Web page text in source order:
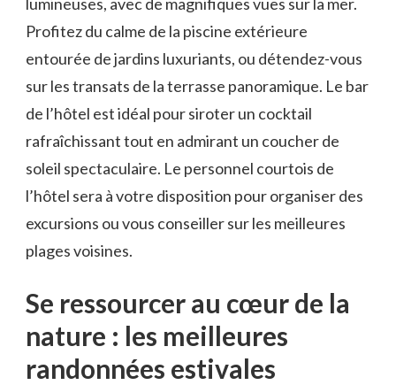
Profitez du ⁤calme de la piscine extérieure
entourée de jardins luxuriants, ou ​détendez-vous
sur les transats de la terrasse panoramique. Le bar
de l’hôtel est idéal pour siroter un cocktail
rafraîchissant tout en ‍admirant un coucher de
soleil spectaculaire. Le personnel courtois de
l’hôtel sera à votre ⁢disposition pour organiser des
excursions ou vous conseiller sur​ les meilleures
plages voisines.
Se ressourcer au ⁢cœur de la
‍nature : ⁣les meilleures
randonnées estivales